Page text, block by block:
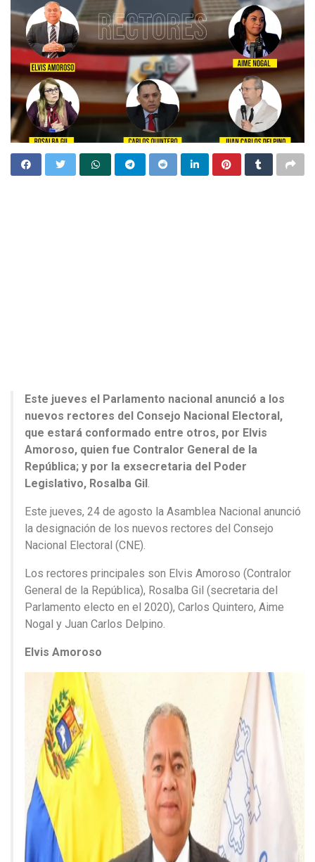
Este jueves el Parlamento nacional anunció a los
nuevos rectores del Consejo Nacional Electoral,
que estará conformado entre otros, por Elvis
Amoroso, quien fue Contralor General de la
República; y por la exsecretaria del Poder
Legislativo, Rosalba Gil
Este jueves, 24 de agosto la Asamblea Nacional anunció
la designación de los nuevos rectores del Consejo
Nacional Electoral (CNE).
Los rectores principales son Elvis Amoroso (Contralor
General de la República), Rosalba Gil (secretaria del
Parlamento electo en el 2020), Carlos Quintero, Aime
Nogal y Juan Carlos Delpino.
Elvis Amoroso